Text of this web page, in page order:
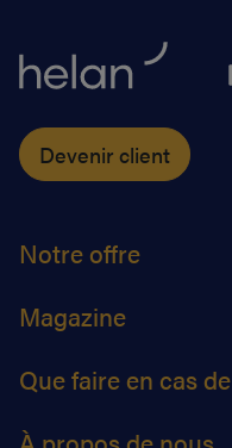
Devenir client
Notre offre
Magazine
Que faire en cas de